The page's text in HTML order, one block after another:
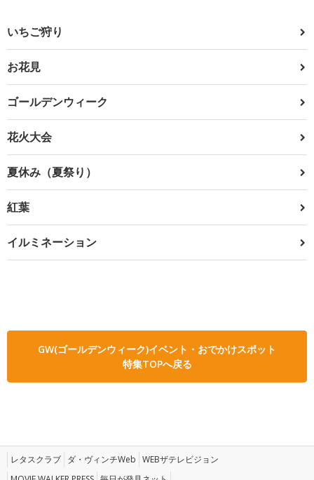
いちご狩り
お花見
ゴールデンウィーク
花火大会
夏休み（夏祭り）
紅葉
イルミネーション
GW(ゴールデンウィーク)イベント・おでかけスポット
特集TOPへ戻る
レタスクラブ ダ・ヴィンチWeb WEBザテレビジョン